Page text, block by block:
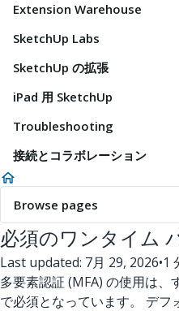
Extension Warehouse
SketchUp Labs
SketchUp の拡張
iPad 用 SketchUp
Troubleshooting
接続とコラボレーション
Browse pages
必須のワンタイム
Last updated: 7月 29, 2026•1
多要素認証 (MFA) の使用は
で必須となっています。 デフ